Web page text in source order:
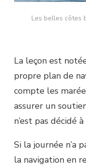
Les belles côtes
La leçon est
propre plan de
compte les
assurer un
n’est pas décidé
Si la journée n’a
la navigation en